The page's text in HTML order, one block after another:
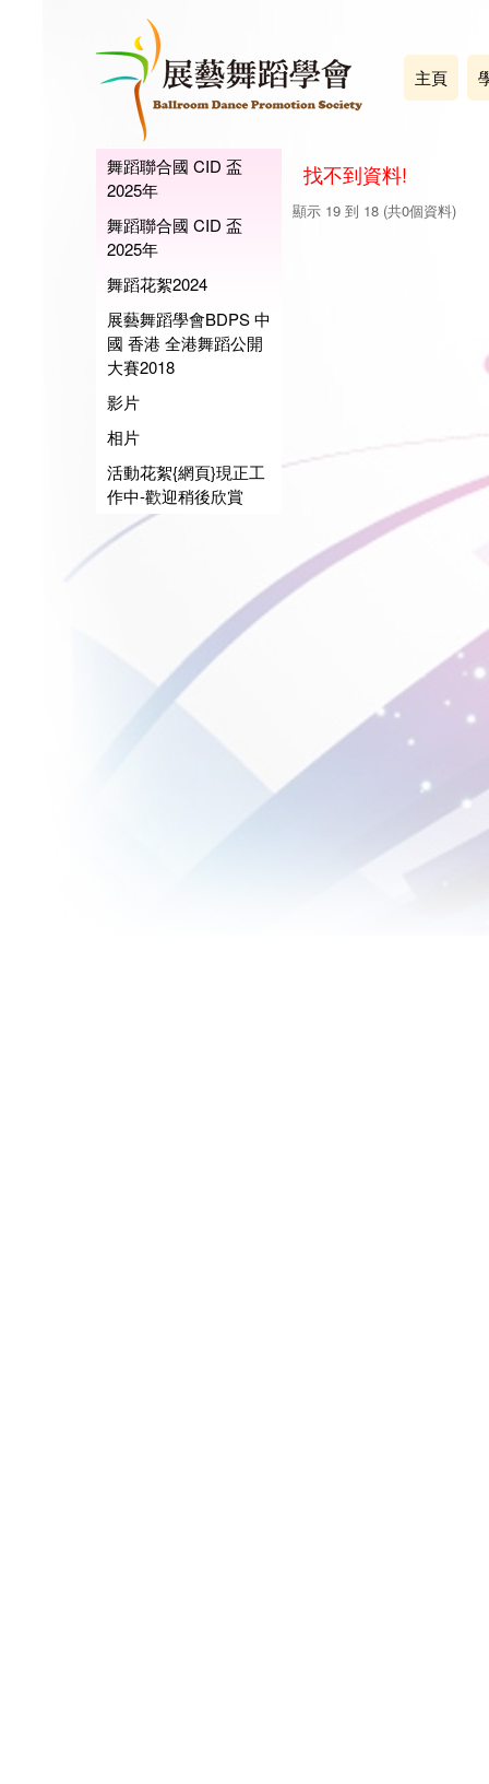
主頁
舞蹈聯合國 CID 盃
2025年
舞蹈聯合國 CID 盃
2025年
舞蹈花絮2024
展藝舞蹈學會BDPS 中
國 香港 全港舞蹈公開
大賽2018
影片
相片
活動花絮{網頁}現正工
作中-歡迎稍後欣賞
找不到資料!
顯示 19 到 18 (共0個資料)